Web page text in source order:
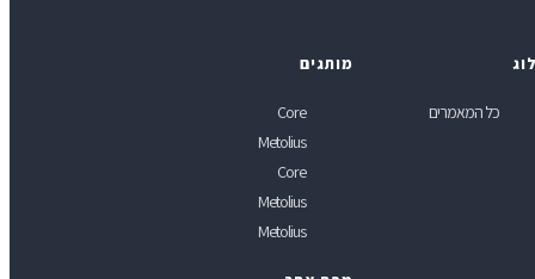
כל המאמרים
מותגים
Core
Metolius
Core
Metolius
Metolius